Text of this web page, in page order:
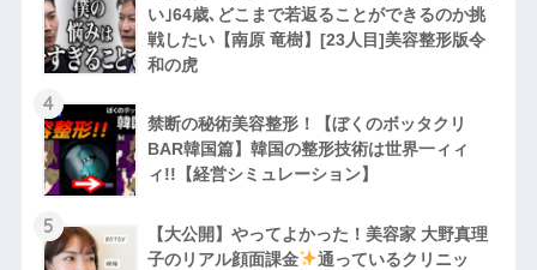
い｣64歳､どこまで若返ることができるのか挑
戦したい【南原 竜樹】[23人目]美容整形版令
和の虎
4
禁断の秘術美容整形！【ぼくのボッタクリ
BAR韓国篇】韓国の整形技術は世界一ィィ
ィ!!【経営シミュレーション】
5
【大公開】やってよかった！美容家 大野真理
子のリアル顔面課金
通っているクリニッ